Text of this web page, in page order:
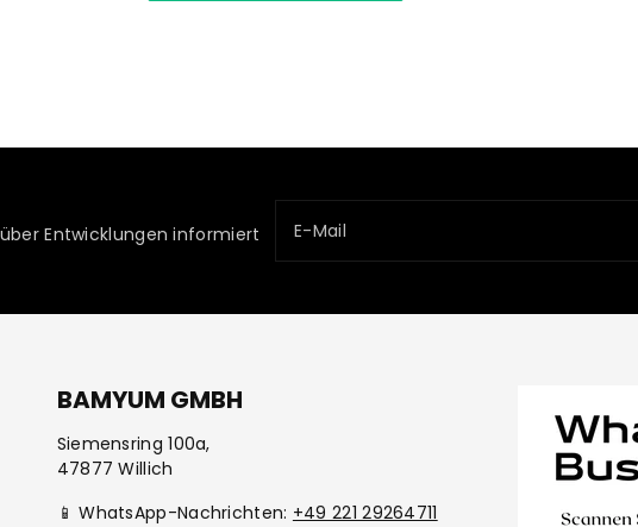
Entwicklungen informiert
E-Mail
BAMYUM GMBH
Siemensring 100a,
47877 Willich
📱 WhatsApp-Nachrichten: +49 221 29264711